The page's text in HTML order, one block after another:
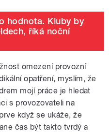
hodnota. Kluby by
říká noční
omezení provozní
opatření, myslím, že
mojí práce je hledat
s provozovateli na
když se ukáže, že
čas být takto tvrdý a